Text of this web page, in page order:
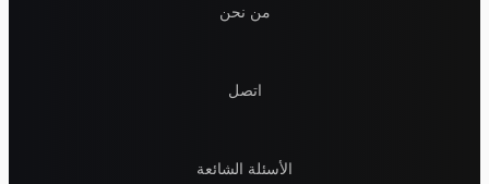
من نحن
اتصل
الأسئلة الشائعة